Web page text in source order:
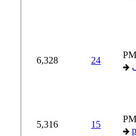
24
6,328
15
5,316